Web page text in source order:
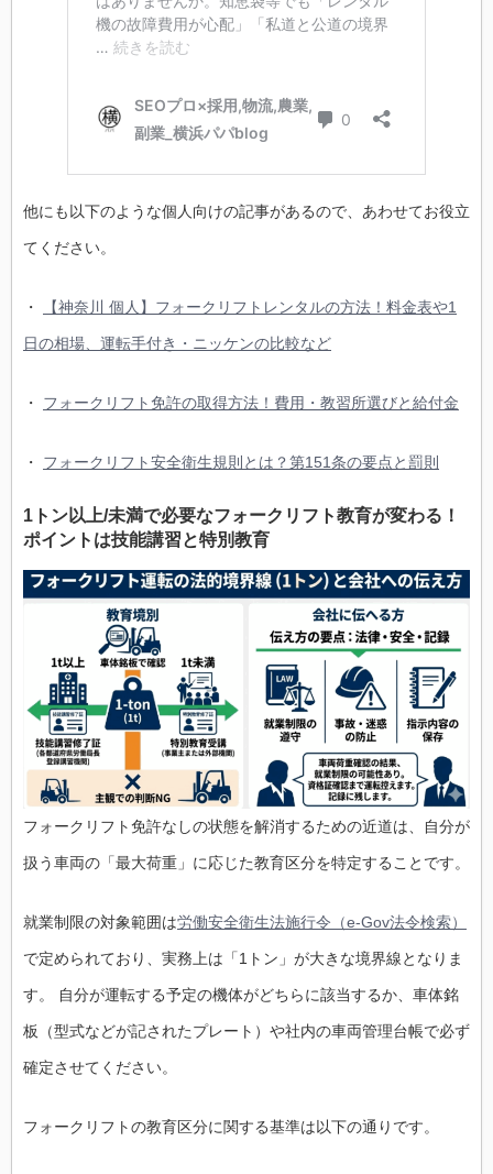
他にも以下のような個人向けの記事があるので、あわせてお役立
てください。
・ 【神奈川 個人】フォークリフトレンタルの方法！料金表や1
日の相場、運転手付き・ニッケンの比較など
・ フォークリフト免許の取得方法！費用・教習所選びと給付金
・ フォークリフト安全衛生規則とは？第151条の要点と罰則
1トン以上/未満で必要なフォークリフト教育が変わる！
ポイントは技能講習と特別教育
フォークリフト免許なしの状態を解消するための近道は、自分が
扱う車両の「最大荷重」に応じた教育区分を特定することです。
就業制限の対象範囲は労働安全衛生法施行令（e-Gov法令検索）
で定められており、実務上は「1トン」が大きな境界線となりま
す。 自分が運転する予定の機体がどちらに該当するか、車体銘
板（型式などが記されたプレート）や社内の車両管理台帳で必ず
確定させてください。
フォークリフトの教育区分に関する基準は以下の通りです。